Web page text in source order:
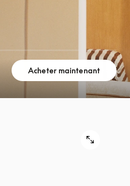
Acheter maintenant